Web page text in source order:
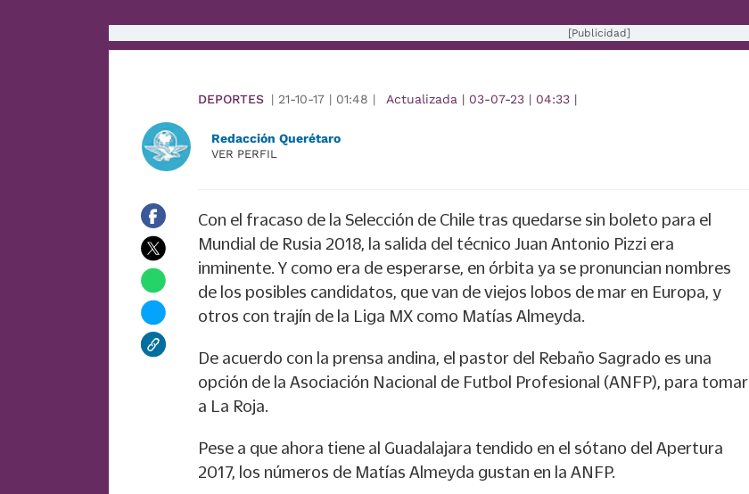
[Publicidad]
DEPORTES | 21-10-17 | 01:48 | Actualizada | 03-07-23 | 04:33 |
Redacción Querétaro
VER PERFIL
Con el fracaso de la Selección de Chile tras quedarse sin boleto para el
Mundial de Rusia 2018, la salida del técnico Juan Antonio Pizzi era
inminente. Y como era de esperarse, en órbita ya se pronuncian nombres
de los posibles candidatos, que van de viejos lobos de mar en Europa, y
otros con trajín de la Liga MX como Matías Almeyda.
De acuerdo con la prensa andina, el pastor del Rebaño Sagrado es una
opción de la Asociación Nacional de Futbol Profesional (ANFP), para tomar
a La Roja.
Pese a que ahora tiene al Guadalajara tendido en el sótano del Apertura
2017, los números de Matías Almeyda gustan en la ANFP.